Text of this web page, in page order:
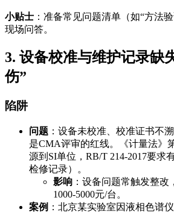
小贴士 ：准备常见问题清单（如“方法
现场问答。
3. 设备校准与维护记录缺
伤”
陷阱
问题 ：设备未校准、校准证书不
是CMA评审的红线。《计量法》
源到SI单位，RB/T 214-2017要求
检修记录）。
影响 ：设备问题常触发整改
1000-5000元/台。
案例 ：北京某实验室因液相色谱